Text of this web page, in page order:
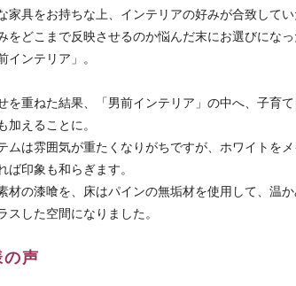
家具をお持ちな上、インテリアの好みが合致してい
をどこまで反映させるのか悩んだ末にお選びにな
インテリア」。
を重ねた結果、「男前インテリア」の中へ、子育
加えることに。
ムは雰囲気が重たくなりがちですが、ホワイトを
ば印象も和らぎます。
材の漆喰を、床はパインの無垢材を使用して、温
スした空間になりました。
声